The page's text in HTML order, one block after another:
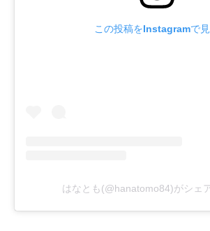
この投稿をInstagramで
はなとも(@hanatomo84)がシェ